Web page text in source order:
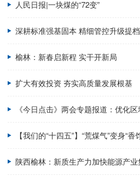
人民日报|一块煤的“72变”
深耕标准强基固本 精细管控升级提档
榆林：新春启新程 实干开新局
扩大有效投资 夯实高质量发展根基